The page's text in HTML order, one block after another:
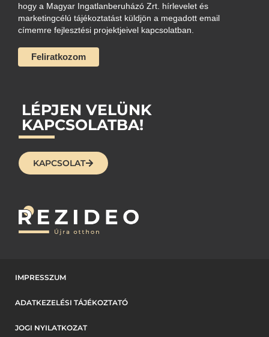
hogy a Magyar Ingatlanberuházó Zrt. hírlevelet és
marketingcélú tájékoztatást küldjön a megadott email
címemre fejlesztési projektjeivel kapcsolatban.
LÉPJEN VELÜNK
KAPCSOLATBA!
KAPCSOLAT
IMPRESSZUM
ADATKEZELÉSI TÁJÉKOZTATÓ
JOGI NYILATKOZAT